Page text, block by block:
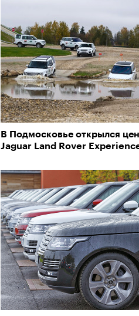
В Подмосковье открылся
Jaguar Land Rover